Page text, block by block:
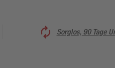
Sorglos, 90 Tage